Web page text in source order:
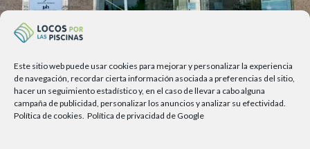
Este sitio web puede usar cookies para mejorar y personalizar la experiencia
de navegación, recordar cierta información asociada a preferencias del sitio,
hacer un seguimiento estadístico y, en el caso de llevar a cabo alguna
campaña de publicidad, personalizar los anuncios y analizar su efectividad.
Política de cookies. Política de privacidad de Google
Av. del Sol, 2, local 6,